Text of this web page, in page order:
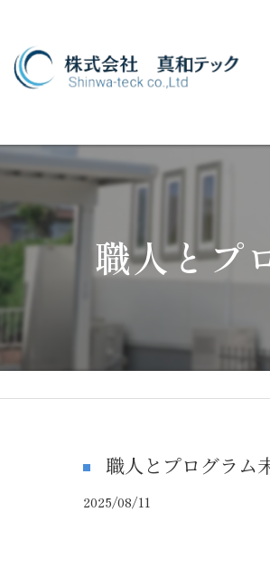
職人とプ
職人とプログラム
2025/08/11